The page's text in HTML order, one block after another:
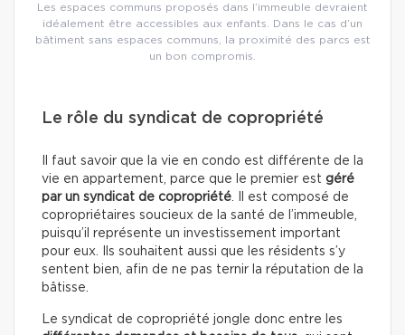
Les espaces communs proposés dans l’immeuble devraient
idéalement être accessibles aux enfants. Dans le cas d’un
bâtiment sans espaces communs, la proximité des parcs est
un bon compromis.
Le rôle du syndicat de copropriété
Il faut savoir que la vie en condo est différente de la
vie en appartement, parce que le premier est géré
par un syndicat de copropriété. Il est composé de
copropriétaires soucieux de la santé de l’immeuble,
puisqu’il représente un investissement important
pour eux. Ils souhaitent aussi que les résidents s’y
sentent bien, afin de ne pas ternir la réputation de la
bâtisse.
Le syndicat de copropriété jongle donc entre les